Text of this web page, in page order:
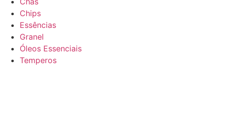
Chips
Essências
Granel
Óleos Essenciais
Temperos